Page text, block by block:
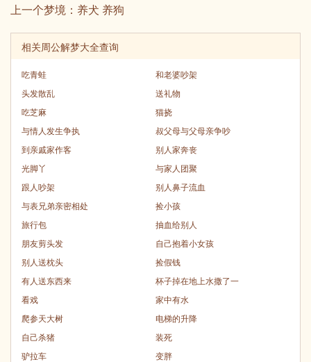
上一个梦境： 养犬 养狗
相关周公解梦大全查询
吃青蛙
和老婆吵架
头发散乱
送礼物
吃芝麻
猫挠
与情人发生争执
叔父母与父母亲争吵
到亲戚家作客
别人家奔丧
光脚丫
与家人团聚
跟人吵架
别人鼻子流血
与表兄弟亲密相处
捡小孩
旅行包
抽血给别人
朋友剪头发
自己抱着小女孩
别人送枕头
捡假钱
有人送东西来
杯子掉在地上水撒了一
看戏
家中有水
爬参天大树
电梯的升降
自己杀猪
装死
驴拉车
变胖